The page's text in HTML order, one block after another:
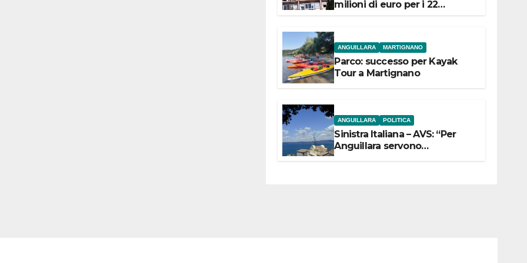
milioni di euro per i 22
ANGUILLARA MARTIGNANO
Parco: successo per Kayak
Tour a Martignano
ANGUILLARA POLITICA
Sinistra Italiana – AVS: “Per
Anguillara servono